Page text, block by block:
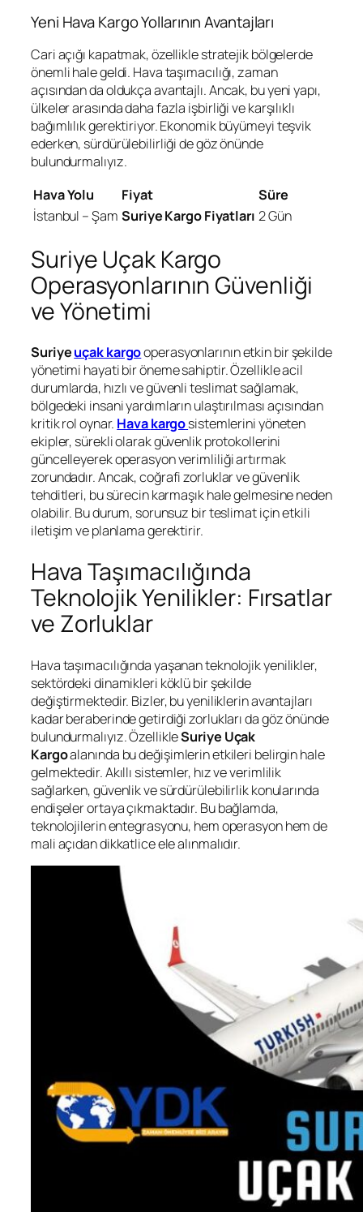
Yeni Hava Kargo Yollarının Avantajları
Cari açığı kapatmak, özellikle stratejik bölgelerde
önemli hale geldi. Hava taşımacılığı, zaman
açısından da oldukça avantajlı. Ancak, bu yeni yapı,
ülkeler arasında daha fazla işbirliği ve karşılıklı
bağımlılık gerektiriyor. Ekonomik büyümeyi teşvik
ederken, sürdürülebilirliği de göz önünde
bulundurmalıyız.
Hava Yolu
Fiyat
Süre
İstanbul – Şam Suriye Kargo Fiyatları 2 Gün
Suriye Uçak Kargo
Operasyonlarının Güvenliği
ve Yönetimi
Suriyeuçak kargooperasyonlarının etkin bir şekilde
yönetimi hayati bir öneme sahiptir. Özellikle acil
durumlarda, hızlı ve güvenli teslimat sağlamak,
bölgedeki insani yardımların ulaştırılması açısından
kritik rol oynar. Havakargosistemlerini yöneten
ekipler, sürekli olarak güvenlik protokollerini
güncelleyerek operasyon verimliliği artırmak
zorundadır. Ancak, coğrafi zorluklar ve güvenlik
tehditleri, bu sürecin karmaşık hale gelmesine neden
olabilir. Bu durum, sorunsuz bir teslimat için etkili
iletişim ve planlama gerektirir.
Hava Taşımacılığında
Teknolojik Yenilikler: Fırsatlar
ve Zorluklar
Hava taşımacılığında yaşanan teknolojik yenilikler,
sektördeki dinamikleri köklü bir şekilde
değiştirmektedir. Bizler, bu yeniliklerin avantajları
kadar beraberinde getirdiği zorlukları da göz önünde
bulundurmalıyız. ÖzellikleSuriye Uçak
Kargoalanında bu değişimlerin etkileri belirgin hale
gelmektedir. Akıllı sistemler, hız ve verimlilik
sağlarken, güvenlik ve sürdürülebilirlik konularında
endişeler ortaya çıkmaktadır. Bu bağlamda,
teknolojilerin entegrasyonu, hem operasyon hem de
mali açıdan dikkatlice ele alınmalıdır.